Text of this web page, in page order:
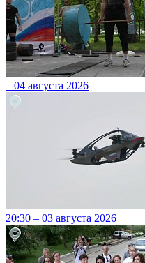
– 04 августа 2026
20:30 – 03 августа 2026